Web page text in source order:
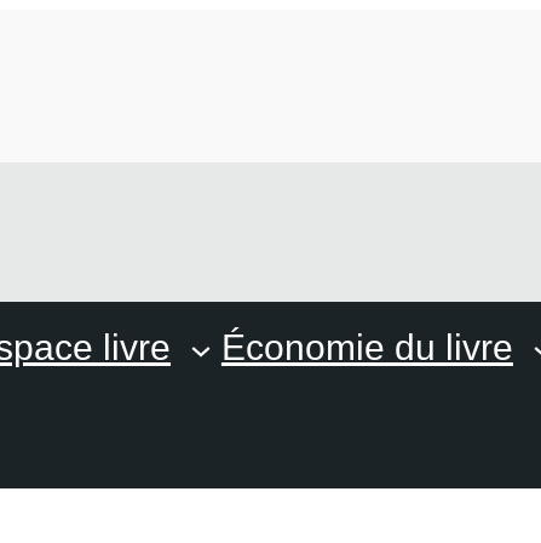
livre Économie du livre